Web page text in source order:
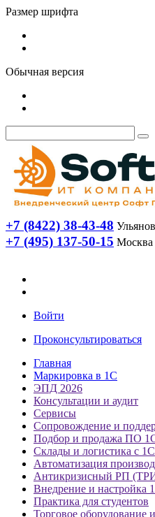
Размер шрифта
Обычная версия
+7 (8422) 38-43-48
+7 (495) 137-50-15 Москва
Войти
Проконсультироваться
Главная
Маркировка в 1С
ЭПД 2026
Консультации и аудит
Сервисы
Сопровождение и
Подбор и продажа ПО
Склады и логистика с 1С
Автоматизация
Антикризисный РП
Внедрение и настройка
Практика для студентов
Торговое оборудование